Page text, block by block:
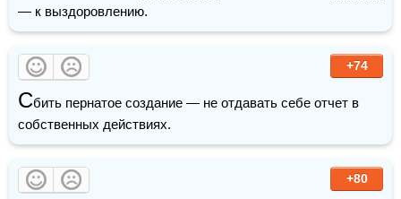
— к выздоровлению.
+74
Сбить пернатое создание — не отдавать себе отчет в
собственных действиях.
+80